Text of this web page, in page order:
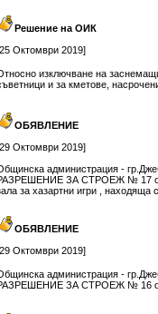
Решение на ОИК
Октомври 2019]
изключване на
и за кметове,
ОБЯВЛЕНИЕ
Октомври 2019]
администрация -
ЗА СТРОЕЖ № 17 от
за хазартни игри ,
ОБЯВЛЕНИЕ
Октомври 2019]
администрация -
ЗА СТРОЕЖ № 16 от